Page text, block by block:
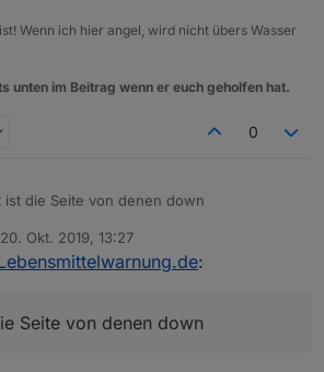
Wenn ich hier angel, wird nicht übers Wasser
unten im Beitrag wenn er euch geholfen hat.
0
ist die Seite von denen down
20. Okt. 2019, 13:27
von
:
Seite von denen down